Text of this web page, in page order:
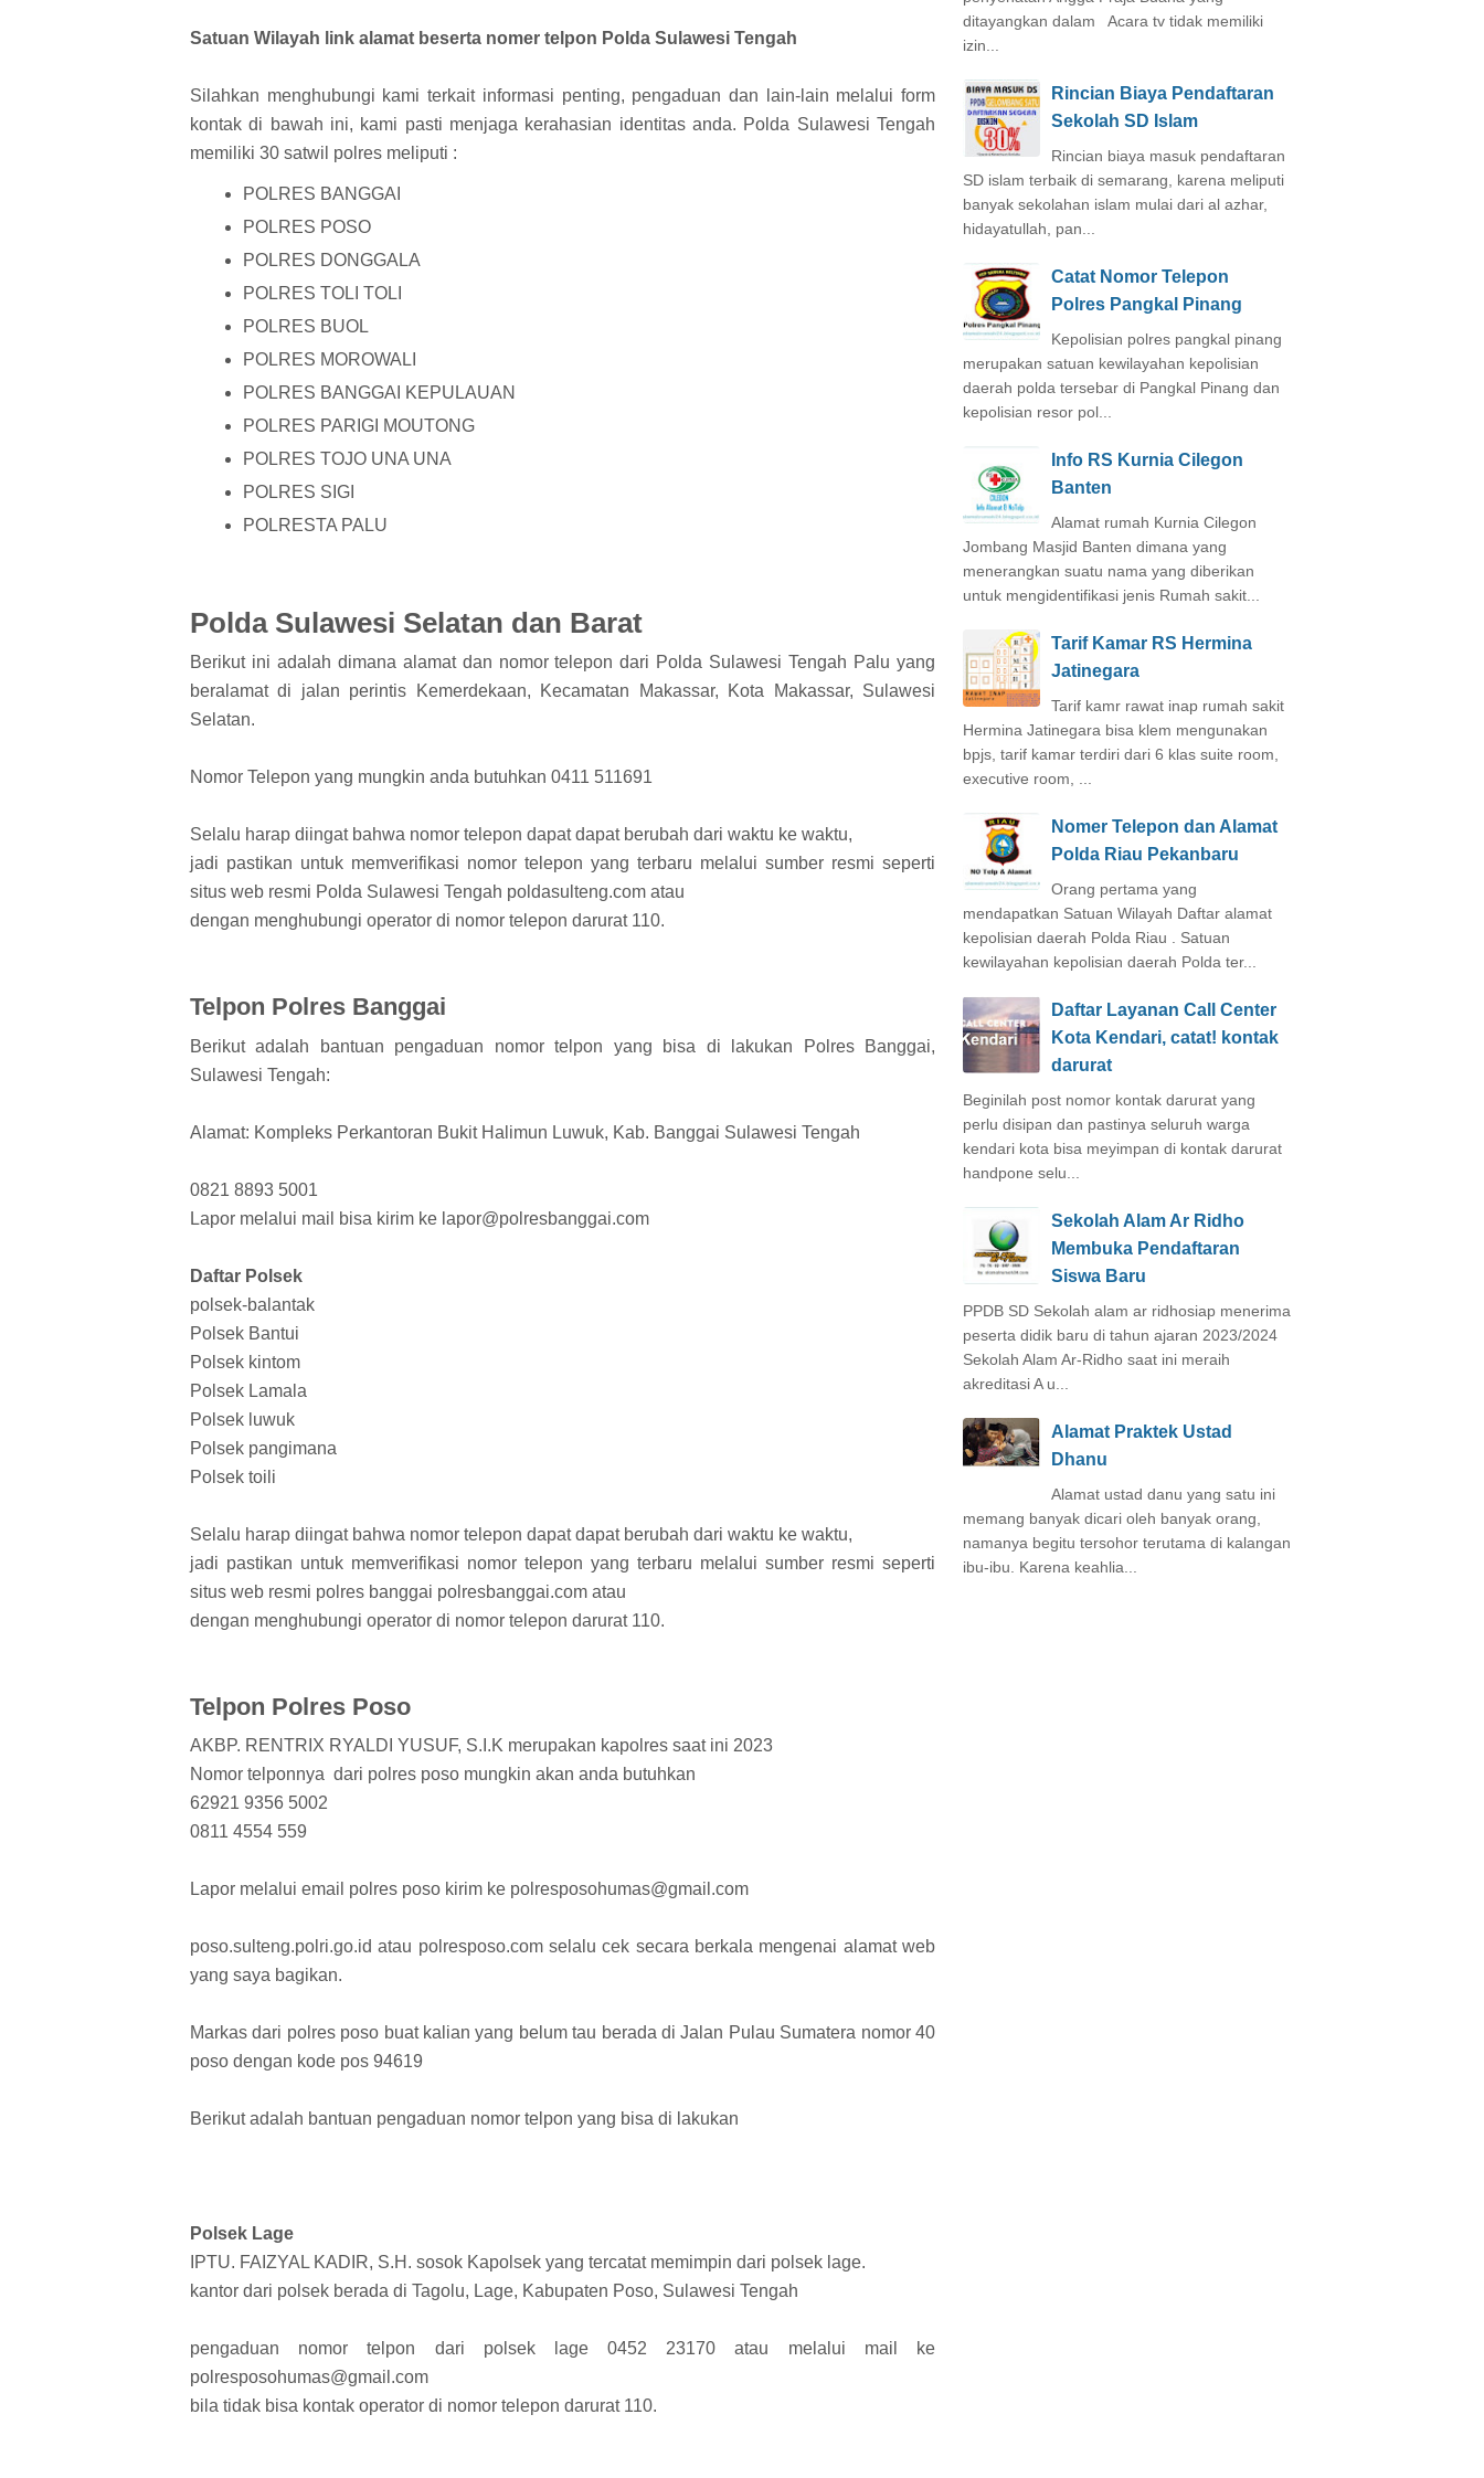
Satuan Wilayah link alamat beserta nomer telpon Polda Sulawesi Tengah
Silahkan menghubungi kami terkait informasi penting, pengaduan dan lain-lain melalui form
kontak di bawah ini, kami pasti menjaga kerahasian identitas anda. Polda Sulawesi Tengah
memiliki 30 satwil polres meliputi :
POLRES BANGGAI
POLRES POSO
POLRES DONGGALA
POLRES TOLI TOLI
POLRES BUOL
POLRES MOROWALI
POLRES BANGGAI KEPULAUAN
POLRES PARIGI MOUTONG
POLRES TOJO UNA UNA
POLRES SIGI
POLRESTA PALU
Polda Sulawesi Selatan dan Barat
Berikut ini adalah dimana alamat dan nomor telepon dari Polda Sulawesi Tengah Palu yang
beralamat di jalan perintis Kemerdekaan, Kecamatan Makassar, Kota Makassar, Sulawesi
Selatan.
Nomor Telepon yang mungkin anda butuhkan 0411 511691
Selalu harap diingat bahwa nomor telepon dapat dapat berubah dari waktu ke waktu,
jadi pastikan untuk memverifikasi nomor telepon yang terbaru melalui sumber resmi seperti
situs web resmi Polda Sulawesi Tengah poldasulteng.com atau
dengan menghubungi operator di nomor telepon darurat 110.
Telpon Polres Banggai
Berikut adalah bantuan pengaduan nomor telpon yang bisa di lakukan Polres Banggai,
Sulawesi Tengah:
Alamat: Kompleks Perkantoran Bukit Halimun Luwuk, Kab. Banggai Sulawesi Tengah
0821 8893 5001
Lapor melalui mail bisa kirim ke lapor@polresbanggai.com
Daftar Polsek
polsek-balantak
Polsek Bantui
Polsek kintom
Polsek Lamala
Polsek luwuk
Polsek pangimana
Polsek toili
Selalu harap diingat bahwa nomor telepon dapat dapat berubah dari waktu ke waktu,
jadi pastikan untuk memverifikasi nomor telepon yang terbaru melalui sumber resmi seperti
situs web resmi polres banggai polresbanggai.com atau
dengan menghubungi operator di nomor telepon darurat 110.
Telpon Polres Poso
AKBP. RENTRIX RYALDI YUSUF, S.I.K merupakan kapolres saat ini 2023
Nomor telponnya dari polres poso mungkin akan anda butuhkan
62921 9356 5002
0811 4554 559
Lapor melalui email polres poso kirim ke polresposohumas@gmail.com
poso.sulteng.polri.go.id atau polresposo.com selalu cek secara berkala mengenai alamat web
yang saya bagikan.
Markas dari polres poso buat kalian yang belum tau berada di Jalan Pulau Sumatera nomor 40
poso dengan kode pos 94619
Berikut adalah bantuan pengaduan nomor telpon yang bisa di lakukan
Polsek Lage
IPTU. FAIZYAL KADIR, S.H. sosok Kapolsek yang tercatat memimpin dari polsek lage.
kantor dari polsek berada di Tagolu, Lage, Kabupaten Poso, Sulawesi Tengah
pengaduan nomor telpon dari polsek lage 0452 23170 atau melalui mail ke
polresposohumas@gmail.com
bila tidak bisa kontak operator di nomor telepon darurat 110.
ditayangkan dalam Acara tv tidak memiliki
izin...
Rincian Biaya Pendaftaran
Sekolah SD Islam
Rincian biaya masuk pendaftaran
SD islam terbaik di semarang, karena meliputi
banyak sekolahan islam mulai dari al azhar,
hidayatullah, pan...
Catat Nomor Telepon
Polres Pangkal Pinang
Kepolisian polres pangkal pinang
merupakan satuan kewilayahan kepolisian
daerah polda tersebar di Pangkal Pinang dan
kepolisian resor pol...
Info RS Kurnia Cilegon
Banten
Alamat rumah Kurnia Cilegon
Jombang Masjid Banten dimana yang
menerangkan suatu nama yang diberikan
untuk mengidentifikasi jenis Rumah sakit...
Tarif Kamar RS Hermina
Jatinegara
Tarif kamr rawat inap rumah sakit
Hermina Jatinegara bisa klem mengunakan
bpjs, tarif kamar terdiri dari 6 klas suite room,
executive room, ...
Nomer Telepon dan Alamat
Polda Riau Pekanbaru
Orang pertama yang
mendapatkan Satuan Wilayah Daftar alamat
kepolisian daerah Polda Riau . Satuan
kewilayahan kepolisian daerah Polda ter...
Daftar Layanan Call Center
Kota Kendari, catat! kontak
darurat
Beginilah post nomor kontak darurat yang
perlu disipan dan pastinya seluruh warga
kendari kota bisa meyimpan di kontak darurat
handpone selu...
Sekolah Alam Ar Ridho
Membuka Pendaftaran
Siswa Baru
PPDB SD Sekolah alam ar ridhosiap menerima
peserta didik baru di tahun ajaran 2023/2024
Sekolah Alam Ar-Ridho saat ini meraih
akreditasi A u...
Alamat Praktek Ustad
Dhanu
Alamat ustad danu yang satu ini
memang banyak dicari oleh banyak orang,
namanya begitu tersohor terutama di kalangan
ibu-ibu. Karena keahlia...